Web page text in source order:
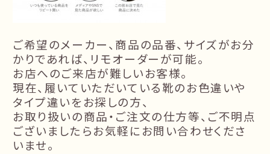
ご希望のメーカー、 商品の品番、サイズがお分
かりであれば、リモオーダーが可能。
お店へのご来店が難しいお客様。
現在、履いていただいている靴のお色違いや
タイプ違いをお探しの方、
お取り扱いの商品・ご注文の仕方等、ご不明点
ございましたらお気軽にお問い合わせくださ
いませ。